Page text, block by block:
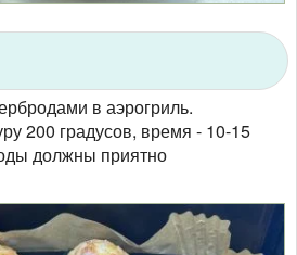
в аэрогриль.
200 градусов, время - 10-15
должны приятно